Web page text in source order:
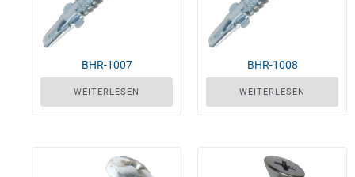
BHR-1007
WEITERLESEN
BHR-1008
WEITERLESEN